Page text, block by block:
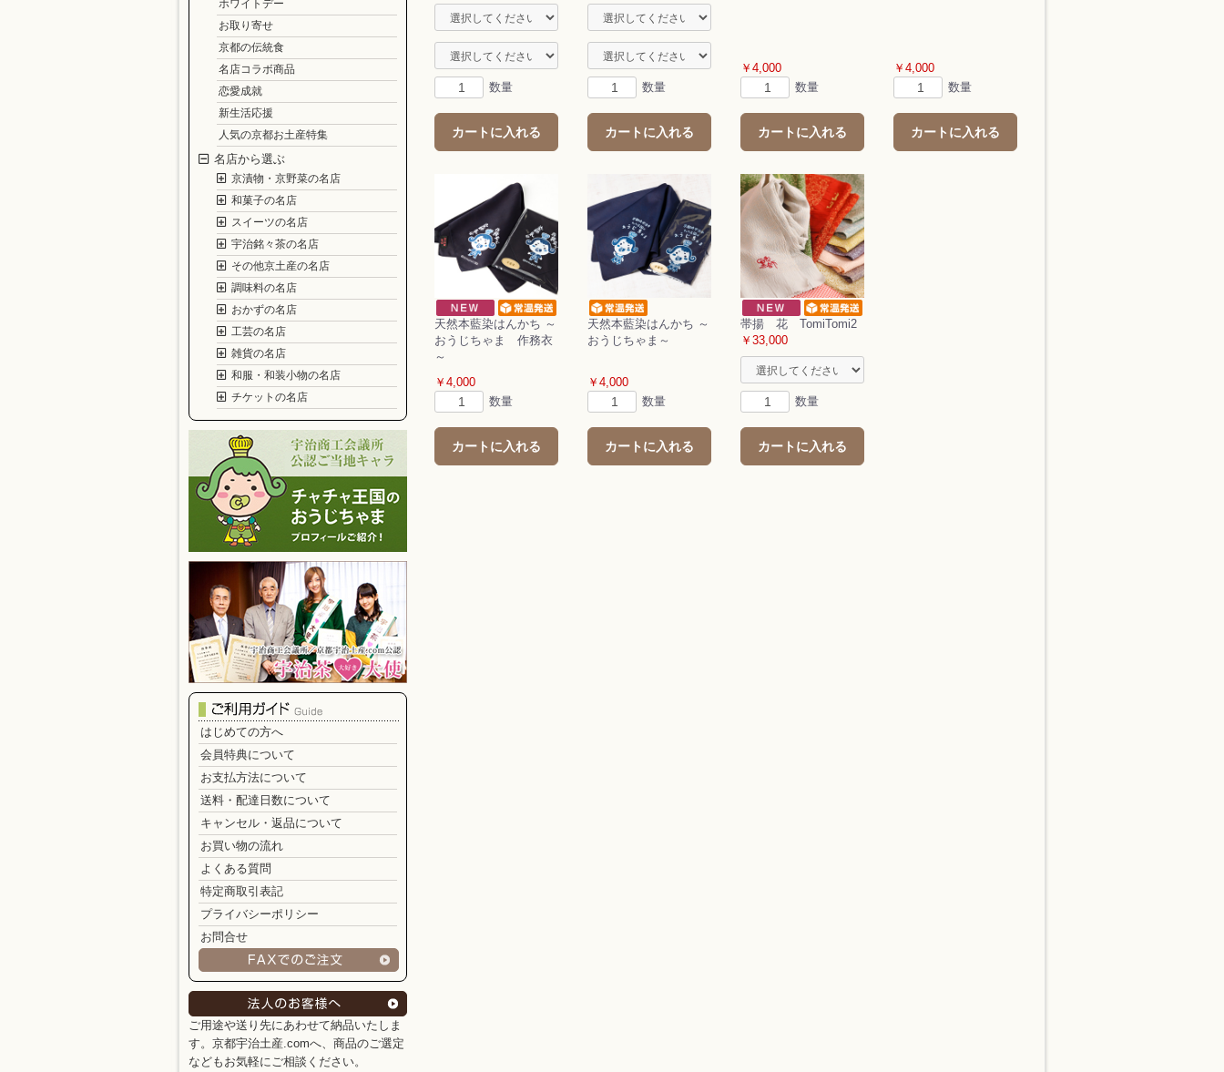
ホワイトデー
お取り寄せ
京都の伝統食
名店コラボ商品
恋愛成就
新生活応援
人気の京都お土産特集
名店から選ぶ
京漬物・京野菜の名店
和菓子の名店
スイーツの名店
宇治銘々茶の名店
その他京土産の名店
調味料の名店
おかずの名店
工芸の名店
雑貨の名店
和服・和装小物の名店
チケットの名店
はじめての方へ
会員特典について
お支払方法について
送料・配達日数について
キャンセル・返品について
お買い物の流れ
よくある質問
特定商取引表記
プライバシーポリシー
お問合せ
ご用途や送り先にあわせて納品いたしま
す。京都宇治土産.comへ、商品のご選定
などもお気軽にご相談ください。
数量
カートに入れる
数量
カートに入れる
￥4,000
数量
カートに入れる
￥4,000
数量
カートに入れる
天然本藍染はんかち ～
おうじちゃま 作務衣
～
￥4,000
数量
カートに入れる
天然本藍染はんかち ～
おうじちゃま～
￥4,000
数量
カートに入れる
帯揚 花 TomiTomi2
￥33,000
数量
カートに入れる